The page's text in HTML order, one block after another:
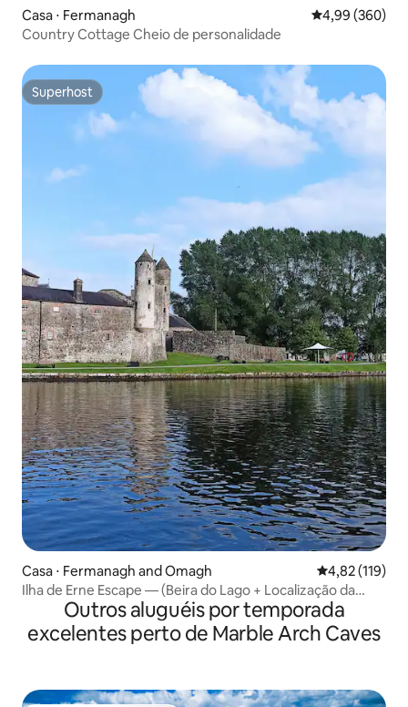
Casa ⋅ Fermanagh 4,99 de uma
4,99 (360)
Country Cottage Cheio de personalidade
Superhost
Superhost
Casa ⋅ Fermanagh and Omagh 4,82 de uma
4,82 (119)
Ilha de Erne Escape — (Beira do Lago + Localização da
Cidade)Outros aluguéis por temporada
excelentes perto de Marble Arch Caves